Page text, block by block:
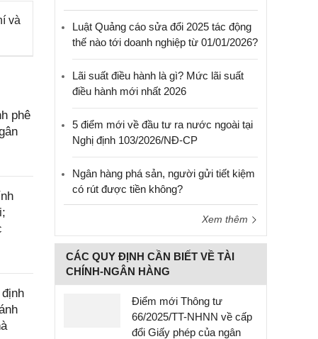
và
phê
Luật Quảng cáo sửa đổi 2025 tác động
thế nào tới doanh nghiệp từ 01/01/2026?
Lãi suất điều hành là gì? Mức lãi suất
điều hành mới nhất 2026
5 điểm mới về đầu tư ra nước ngoài tại
Nghị định 103/2026/NĐ-CP
Ngân hàng phá sản, người gửi tiết kiệm
có rút được tiền không?
Xem thêm
CÁC QUY ĐỊNH CẦN BIẾT VỀ TÀI
CHÍNH-NGÂN HÀNG
Điểm mới Thông tư
66/2025/TT-NHNN về cấp
đổi Giấy phép của ngân